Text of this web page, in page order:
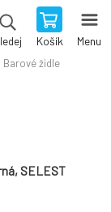
Košík Menu
Barové židle
SELEST